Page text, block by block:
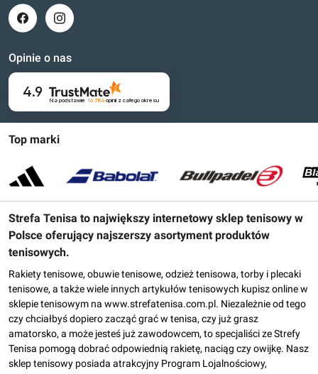
Top marki
Strefa Tenisa to największy internetowy sklep tenisowy w
Polsce oferujący najszerszy asortyment produktów
tenisowych.
Rakiety tenisowe, obuwie tenisowe, odzież tenisowa, torby i plecaki
tenisowe, a także wiele innych artykułów tenisowych kupisz online w
sklepie tenisowym na www.strefatenisa.com.pl. Niezależnie od tego
czy chciałbyś dopiero zacząć grać w tenisa, czy już grasz
amatorsko, a może jesteś już zawodowcem, to specjaliści ze Strefy
Tenisa pomogą dobrać odpowiednią rakietę, naciąg czy owijkę. Nasz
sklep tenisowy posiada atrakcyjny Program Lojalnościowy,
Opinie o nas
4.9
Na podstawie 16 786opinii z całego okresu